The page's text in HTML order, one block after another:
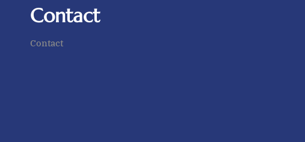
Contact
Contact